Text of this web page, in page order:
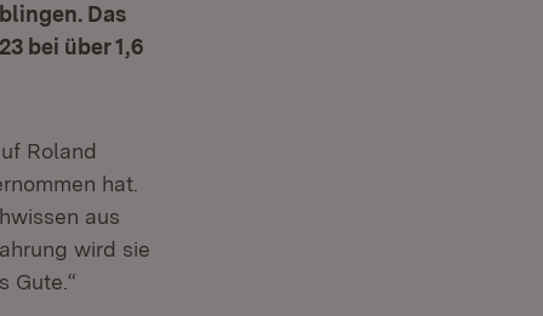
Das
bei über 1,6
Fenster)
Roland
in neuem Fenster)
hat.
aus
wird sie
Gute.“